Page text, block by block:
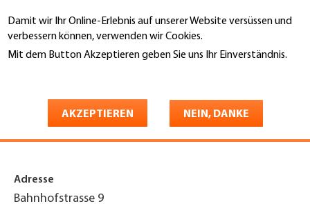
Damit wir Ihr Online-Erlebnis auf unserer Website versüssen und
verbessern können, verwenden wir Cookies.
Mit dem Button Akzeptieren geben Sie uns Ihr Einverständnis.
AKZEPTIEREN NEIN, DANKE
zum
Inhalt
Spenglerei Hofstetter AG
Spenglerei/Flachbedachungen
Adresse
Bahnhofstrasse 9